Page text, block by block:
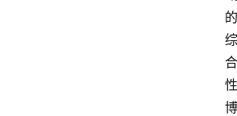
的
综
合
性
博